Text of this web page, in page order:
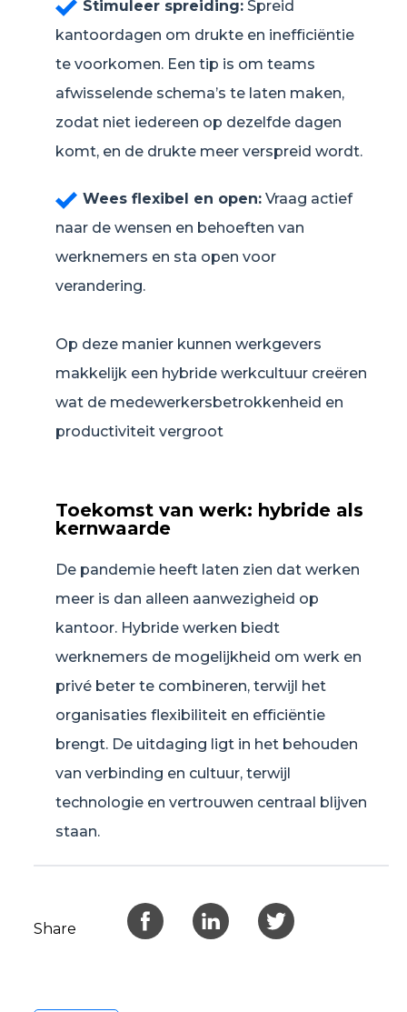
Stimuleer spreiding: Spreid
kantoordagen om drukte en inefficiëntie
te voorkomen. Een tip is om teams
afwisselende schema’s te laten maken,
zodat niet iedereen op dezelfde dagen
komt, en de drukte meer verspreid wordt.
Wees flexibel en open: Vraag actief
naar de wensen en behoeften van
werknemers en sta open voor
verandering.
Op deze manier kunnen werkgevers
makkelijk een hybride werkcultuur creëren
wat de medewerkersbetrokkenheid en
productiviteit vergroot
Toekomst van werk: hybride als
kernwaarde
De pandemie heeft laten zien dat werken
meer is dan alleen aanwezigheid op
kantoor. Hybride werken biedt
werknemers de mogelijkheid om werk en
privé beter te combineren, terwijl het
organisaties flexibiliteit en efficiëntie
brengt. De uitdaging ligt in het behouden
van verbinding en cultuur, terwijl
technologie en vertrouwen centraal blijven
staan.
Share